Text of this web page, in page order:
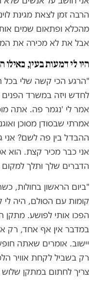
הרבה זמן לצאת מגינת
מהכלא ופתאום שמים
אבל את לא מכירה את
היו לי דמעות בעין, כאילו
לחדש ויזה במשרד
אמר לי 'נגמר פה. אתה
אמרתי שבסודן מסוכן
ההבדל בין פה לשם?
אני כבר מכיר קצת. הוא
הדברים שלך ותלך למקום
"ביום הראשון בחולות,
קומות עם הסולם, היה לי
הפכו אותי לפושע. מתקן
במדבר אין אף אחד, רק
יישוב. אומרים שאתה
רק בשביל לקחת אוויר
צריך לחתום במתקן שלוש